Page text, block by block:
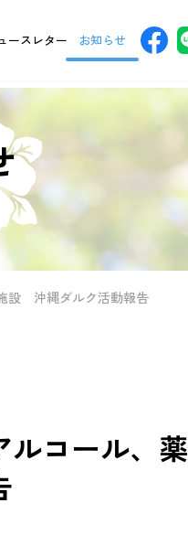
ースレター お知らせ
設 沖縄ダルク活動報告
コール、